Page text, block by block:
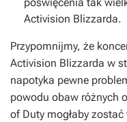
Activision Blizzarda.
Przypomnijmy, że
Activision Blizzarda w
napotyka pewne
powodu obaw różnych
of Duty mogłaby